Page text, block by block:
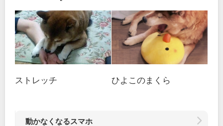
ストレッチ ひよこのまくら
動かなくなるスマホ